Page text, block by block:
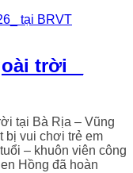
trời _
tại Bà Rịa – Vũng
bị vui chơi trẻ em
– khuôn viên công
Hồng đã hoàn